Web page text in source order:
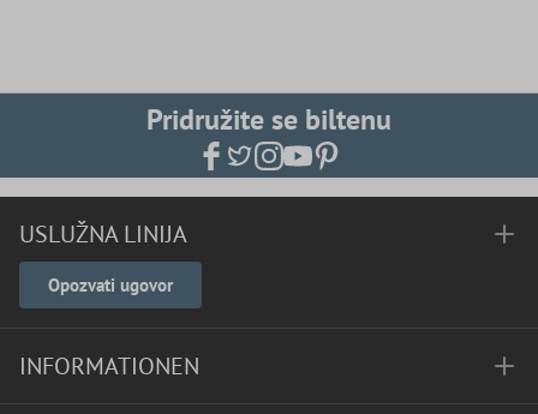
Pridružite se biltenu
USLUŽNA LINIJA
Opozvati ugovor
INFORMATIONEN